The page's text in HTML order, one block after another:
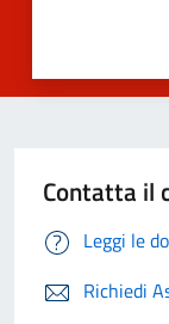
Contatta il
Leggi le
Richiedi